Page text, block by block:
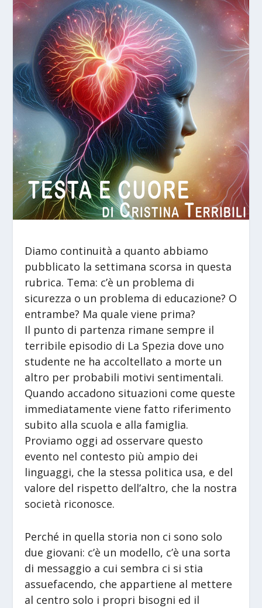
Diamo continuità a quanto abbiamo
pubblicato la settimana scorsa in questa
rubrica. Tema: c’è un problema di
sicurezza o un problema di educazione? O
entrambe? Ma quale viene prima?
Il punto di partenza rimane sempre il
terribile episodio di La Spezia dove uno
studente ne ha accoltellato a morte un
altro per probabili motivi sentimentali.
Quando accadono situazioni come queste
immediatamente viene fatto riferimento
subito alla scuola e alla famiglia.
Proviamo oggi ad osservare questo
evento nel contesto più ampio dei
linguaggi, che la stessa politica usa, e del
valore del rispetto dell’altro, che la nostra
società riconosce.
Perché in quella storia non ci sono solo
due giovani: c’è un modello, c’è una sorta
di messaggio a cui sembra ci si stia
assuefacendo, che appartiene al mettere
al centro solo i propri bisogni ed il